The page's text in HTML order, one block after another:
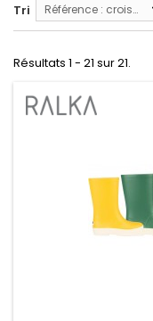
Tri
Référence : croissante
Résultats 1 - 21 sur 21.